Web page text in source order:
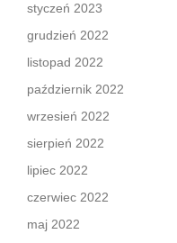
styczeń 2023
grudzień 2022
listopad 2022
październik 2022
wrzesień 2022
sierpień 2022
lipiec 2022
czerwiec 2022
maj 2022